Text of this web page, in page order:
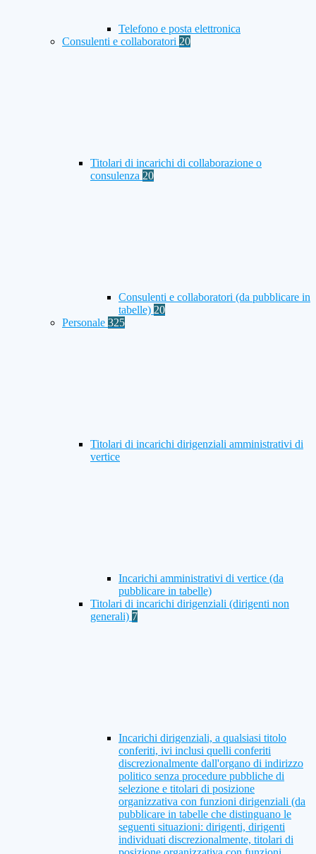
Telefono e posta elettronica
Consulenti e collaboratori 20
Titolari di incarichi di collaborazione o
consulenza 20
Consulenti e collaboratori (da pubblicare in
tabelle) 20
Personale 325
Titolari di incarichi dirigenziali amministrativi di
vertice
Incarichi amministrativi di vertice (da
pubblicare in tabelle)
Titolari di incarichi dirigenziali (dirigenti non
generali) 7
Incarichi dirigenziali, a qualsiasi titolo
conferiti, ivi inclusi quelli conferiti
discrezionalmente dall'organo di indirizzo
politico senza procedure pubbliche di
selezione e titolari di posizione
organizzativa con funzioni dirigenziali (da
pubblicare in tabelle che distinguano le
seguenti situazioni: dirigenti, dirigenti
individuati discrezionalmente, titolari di